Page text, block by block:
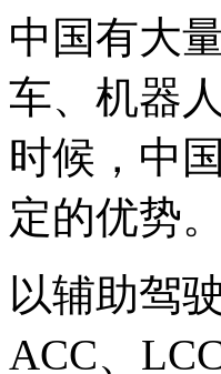
中国有大
车、机器
时候，中
定的优势。
以辅助驾
ACC、